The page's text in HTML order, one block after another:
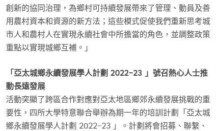
創新的協同治理，為鄉村可持續發展帶來了管理、動員及善
用農村資本和資源的新方法；這些模式促使我們重新思考城
市人和農村人在實現永續社會中所擔當的角色，並調整政策
重點以實現城鄉互補。」
「亞太城鄉永續發展學人計劃 2022-23 」號召熱心人士推
動長遠發展
活動突顯了跨區合作對應對亞太地區鄉郊永續發展挑戰的重
要性，四所大學特意聯合舉辦為期一年的培訓計劃「亞太城
鄉永續發展學人計劃 2022-23 」。計劃將會招募、聯繫、